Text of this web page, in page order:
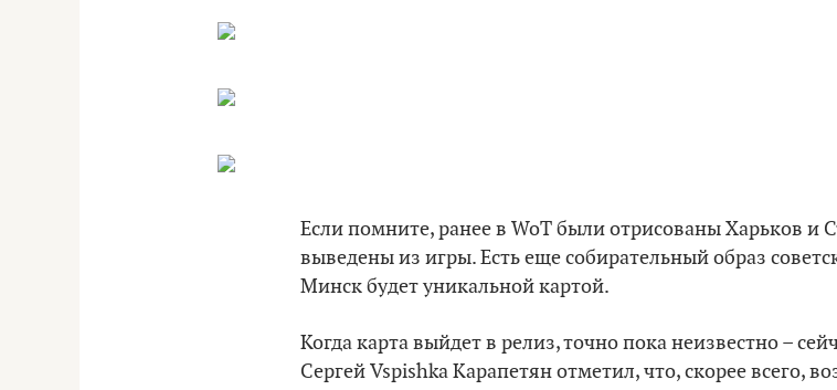
Если помните, ранее в WoT были отрисованы Харьков и
выведены из игры. Есть еще собирательный образ
Минск будет уникальной картой.
Когда карта выйдет в релиз, точно пока неизвестно –
Сергей Vspishkа Карапетян отметил, что, скорее всего,